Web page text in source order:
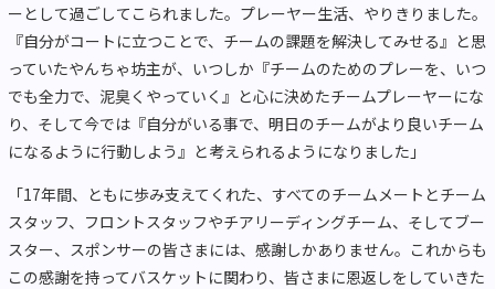
ーとして過ごしてこられました。プレーヤー生活、やりきりました。
『自分がコートに立つことで、チームの課題を解決してみせる』と思
っていたやんちゃ坊主が、いつしか『チームのためのプレーを、いつ
でも全力で、泥臭くやっていく』と心に決めたチームプレーヤーにな
り、そして今では『自分がいる事で、明日のチームがより良いチーム
になるように行動しよう』と考えられるようになりました」
「17年間、ともに歩み支えてくれた、すべてのチームメートとチーム
スタッフ、フロントスタッフやチアリーディングチーム、そしてブー
スター、スポンサーの皆さまには、感謝しかありません。これからも
この感謝を持ってバスケットに関わり、皆さまに恩返しをしていきた